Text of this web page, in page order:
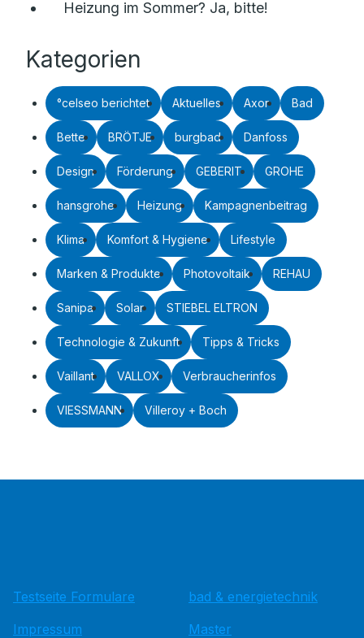
Heizung im Sommer? Ja, bitte!
Kategorien
°celseo berichtet Aktuelles Axor Bad
Bette BRÖTJE burgbad Danfoss
Design Förderung GEBERIT GROHE
hansgrohe Heizung Kampagnenbeitrag
Klima Komfort & Hygiene Lifestyle
Marken & Produkte Photovoltaik REHAU
Sanipa Solar STIEBEL ELTRON
Technologie & Zukunft Tipps & Tricks
Vaillant VALLOX Verbraucherinfos
VIESSMANN Villeroy + Boch
Testseite Formulare
Impressum
bad & energietechnik
Master